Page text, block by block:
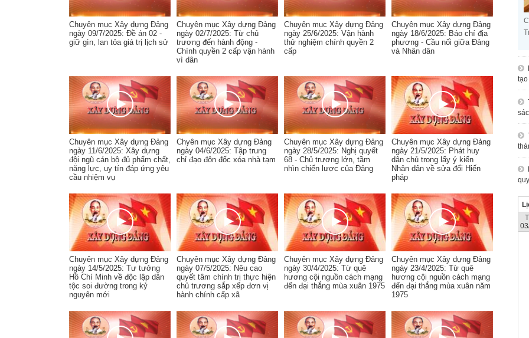
Chuyên mục Xây dựng Đảng
ngày 09/7/2025: Đề án 02 -
giữ gìn, lan tỏa giá trị lịch sử
Chuyên mục Xây dựng Đảng
ngày 02/7/2025: Từ chủ
trương đến hành động -
Chính quyền 2 cấp vận hành
vì dân
Chuyên mục Xây dựng Đảng
ngày 25/6/2025: Vận hành
thử nghiệm chính quyền 2
cấp
Chuyên mục Xây dựng Đảng
ngày 18/6/2025: Báo chí địa
phương - Cầu nối giữa Đảng
và Nhân dân
Chuyên mục Xây dựng Đảng
ngày 11/6/2025: Xây dựng
đội ngũ cán bộ đủ phẩm chất,
năng lực, uy tín đáp ứng yêu
cầu nhiệm vụ
Chyên mục Xây dựng Đảng
ngày 04/6/2025: Tập trung
chỉ đạo đôn đốc xóa nhà tạm
Chuyên mục Xây dựng Đảng
ngày 28/5/2025: Nghị quyết
68 - Chủ trương lớn, tầm
nhìn chiến lược của Đảng
Chuyên mục Xây dựng Đảng
ngày 21/5/2025: Phát huy
dân chủ trong lấy ý kiến
Nhân dân về sửa đổi Hiến
pháp
Chuyên mục Xây dựng Đảng
ngày 14/5/2025: Tư tưởng
Hồ Chí Minh về độc lập dân
tộc soi đường trong kỷ
nguyên mới
Chuyên mục Xây dựng Đảng
ngày 07/5/2025: Nêu cao
quyết tâm chính trị thực hiện
chủ trương sắp xếp đơn vị
hành chính cấp xã
Chuyên mục Xây dựng Đảng
ngày 30/4/2025: Từ quê
hương cội nguồn cách mạng
đến đại thắng mùa xuân 1975
Chuyên mục Xây dựng Đảng
ngày 23/4/2025: Từ quê
hương cội nguồn cách mạng
đến đại thắng mùa xuân năm
1975